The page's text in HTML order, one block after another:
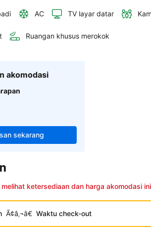
AC TV layar datar
Ruangan khusus merokok
akomodasi
sekarang
ketersediaan dan harga akomodasi ini
Ã¢â‚¬â€ Waktu check-out